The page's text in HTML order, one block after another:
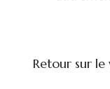
Retour sur